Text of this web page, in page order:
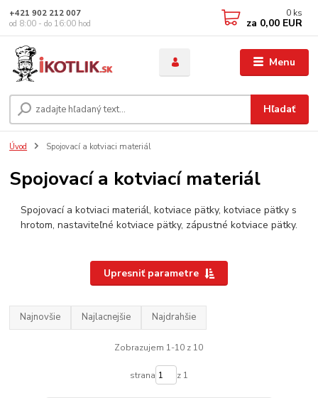
Menu
Hľadať
+421 902 212 007
od 8:00 - do 16:00 hod
0 ks
za 0,00 EUR
Úvod Spojovací a kotviaci materiál
Spojovací a kotviací materiál
Spojovací a kotviaci materiál, kotviace pätky, kotviace pätky s
hrotom, nastaviteľné kotviace pätky, zápustné kotviace pätky.
Upresniť parametre
Najnovšie Najlacnejšie Najdrahšie
Zobrazujem 1-10 z 10
strana z 1